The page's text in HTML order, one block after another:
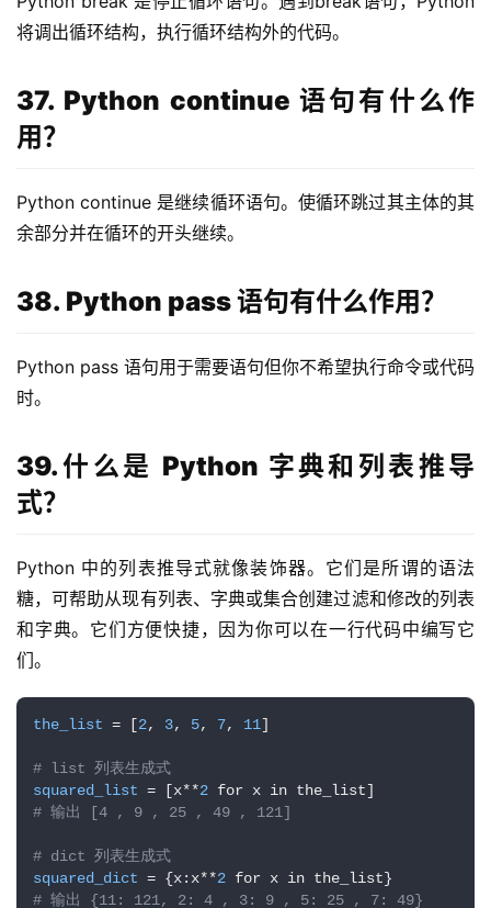
将调出循环结构，执行循环结构外的代码。
37. Python continue 语句有什么作
用？
Python continue 是继续循环语句。使循环跳过其主体的其
余部分并在循环的开头继续。
38. Python pass 语句有什么作用？
Python pass 语句用于需要语句但你不希望执行命令或代码
时。
39.什么是 Python 字典和列表推导
式？
Python 中的列表推导式就像装饰器。它们是所谓的语法
糖，可帮助从现有列表、字典或集合创建过滤和修改的列表
和字典。它们方便快捷，因为你可以在一行代码中编写它
们。
the_list = [2, 3, 5, 7, 11]
# list 列表生成式
squared_list = [x**2
# 输出 [4 , 9 , 25 , 49 , 121]
# dict 列表生成式
squared_dict = {x:x**2
# 输出 {11: 121, 2: 4 , 3: 9 , 5: 25 , 7: 49}